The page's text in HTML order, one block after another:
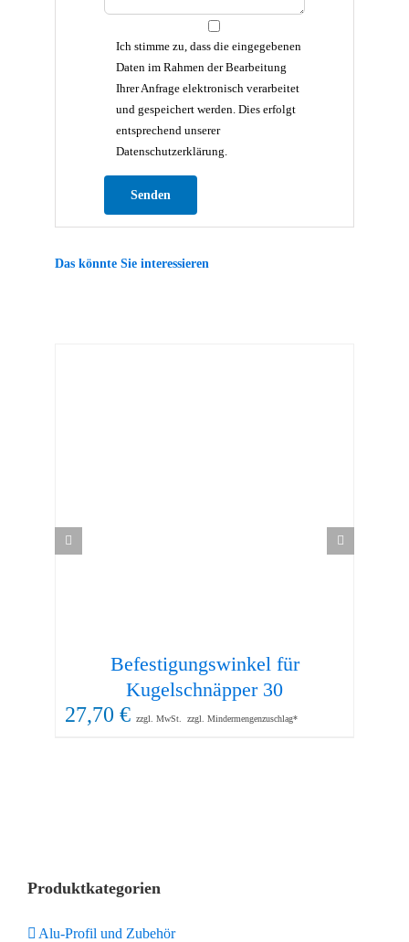
Ich stimme zu, dass die eingegebenen
Daten im Rahmen der Bearbeitung
Ihrer Anfrage elektronisch verarbeitet
und gespeichert werden. Dies erfolgt
entsprechend unserer
Datenschutzerklärung.
Das könnte Sie interessieren
Befestigungswinkel für
Kugelschnäpper 30
27,70 € zzgl. MwSt. zzgl. Mindermengenzuschlag*
Produktkategorien
Alu-Profil und Zubehör